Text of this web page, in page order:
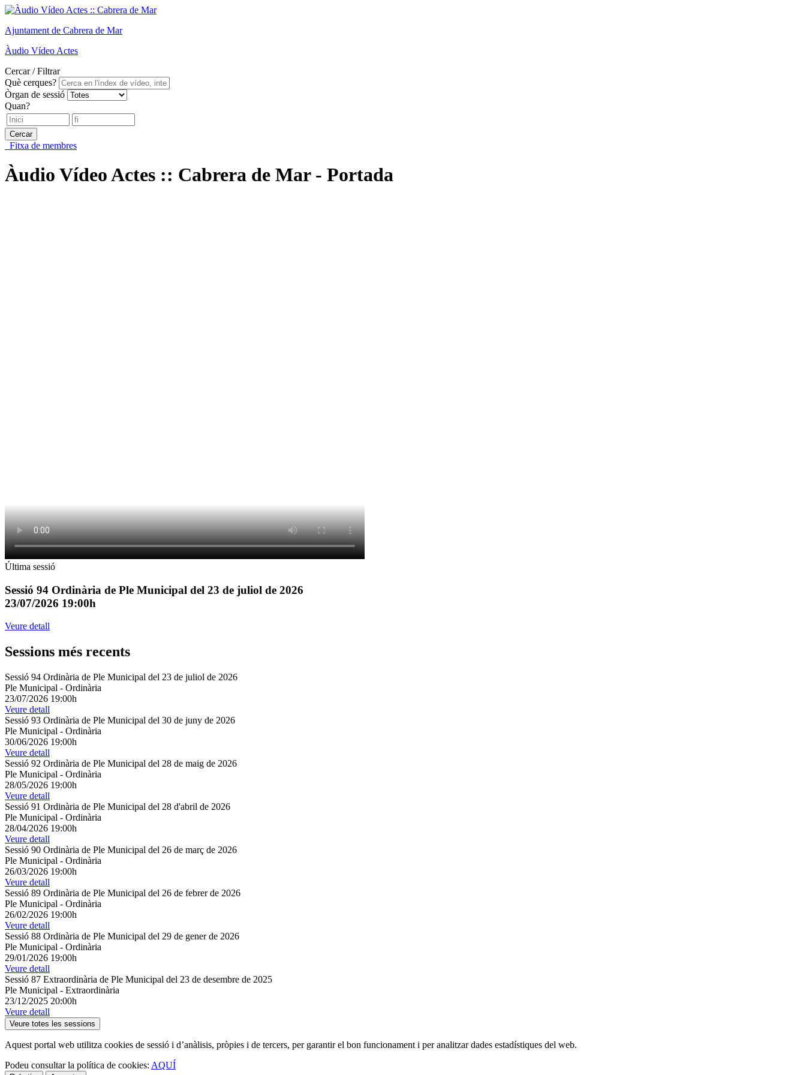
Ajuntament de Cabrera de Mar
Àudio Vídeo Actes
Cercar / Filtrar
Què cerques?
Òrgan de sessió
Quan?
Cercar
Fitxa de membres
Àudio Vídeo Actes :: Cabrera de Mar - Portada
Última sessió
Sessió 94 Ordinària de Ple Municipal del 23 de juliol de 2026
23/07/2026 19:00h
Veure detall
Sessions més recents
Sessió 94 Ordinària de Ple Municipal del 23 de juliol de 2026
Ple Municipal - Ordinària
23/07/2026 19:00h
Veure detall
Sessió 93 Ordinària de Ple Municipal del 30 de juny de 2026
Ple Municipal - Ordinària
30/06/2026 19:00h
Veure detall
Sessió 92 Ordinària de Ple Municipal del 28 de maig de 2026
Ple Municipal - Ordinària
28/05/2026 19:00h
Veure detall
Sessió 91 Ordinària de Ple Municipal del 28 d'abril de 2026
Ple Municipal - Ordinària
28/04/2026 19:00h
Veure detall
Sessió 90 Ordinària de Ple Municipal del 26 de març de 2026
Ple Municipal - Ordinària
26/03/2026 19:00h
Veure detall
Sessió 89 Ordinària de Ple Municipal del 26 de febrer de 2026
Ple Municipal - Ordinària
26/02/2026 19:00h
Veure detall
Sessió 88 Ordinària de Ple Municipal del 29 de gener de 2026
Ple Municipal - Ordinària
29/01/2026 19:00h
Veure detall
Sessió 87 Extraordinària de Ple Municipal del 23 de desembre de 2025
Ple Municipal - Extraordinària
23/12/2025 20:00h
Veure detall
Veure totes les sessions
Aquest portal web utilitza cookies de sessió i d’anàlisis, pròpies i de tercers, per garantir el bon funcionament i per analitzar dades estadístiques del web.
Podeu consultar la política de cookies: AQUÍ